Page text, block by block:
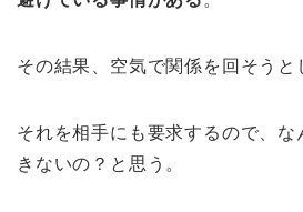
その結果、空気で関係を回そうと
それを相手にも要求するので、な
きないの？と思う。